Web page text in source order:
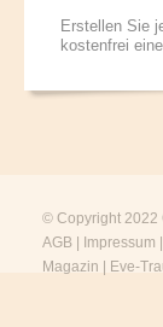
Erstellen Sie
kostenfrei
© Copyright 2022
AGB
Impressum
Magazin
Eve-